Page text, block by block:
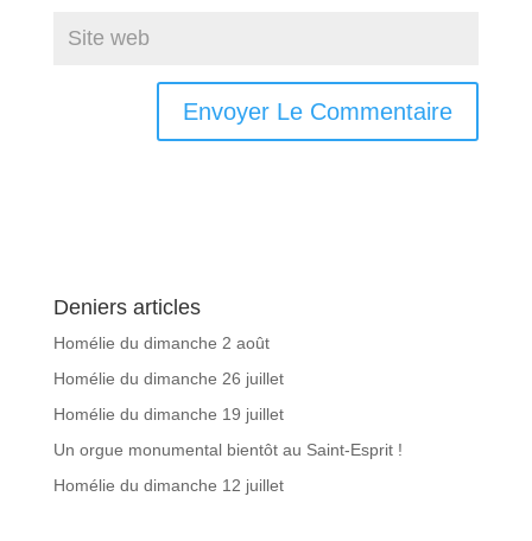
Deniers articles
Homélie du dimanche 2 août
Homélie du dimanche 26 juillet
Homélie du dimanche 19 juillet
Un orgue monumental bientôt au Saint-Esprit !
Homélie du dimanche 12 juillet